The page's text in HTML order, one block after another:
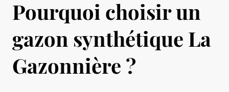
Pourquoi choisir un
gazon synthétique La
Gazonnière ?